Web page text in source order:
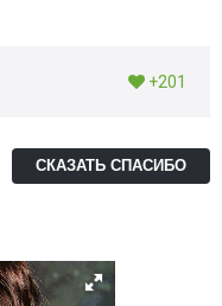
+201
СКАЗАТЬ СПАСИБО